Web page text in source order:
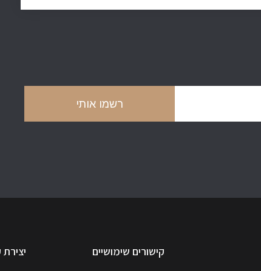
רשמו אותי
קישורים שימושיים